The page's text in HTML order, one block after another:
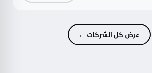
عرض كل الشركات ←